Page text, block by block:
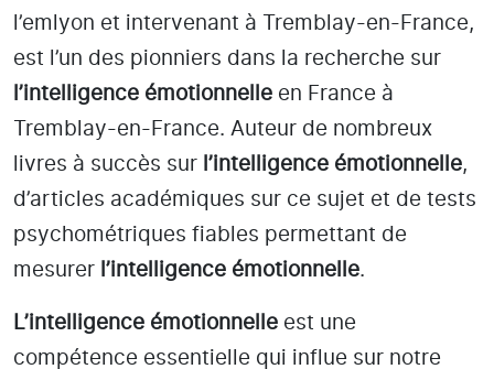
l’emlyon et intervenant à Tremblay-en-France,
est l’un des pionniers dans la recherche sur
l’intelligence émotionnelle en France à
Tremblay-en-France. Auteur de nombreux
livres à succès sur l’intelligence émotionnelle,
d’articles académiques sur ce sujet et de tests
psychométriques fiables permettant de
mesurer l’intelligence émotionnelle.
L’intelligence émotionnelle est une
compétence essentielle qui influe sur notre